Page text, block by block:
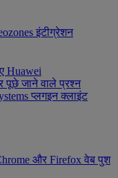
इंटीग्रेशन
Huawei
पूछे जाने वाले प्रश्न
प्लगइन क्लाइंट
और Firefox वेब पुश